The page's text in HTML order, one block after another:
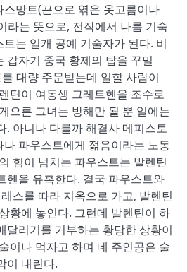
망트(끈으로 엮은 옷고름이나
라는 뜻으로, 전작에서 나름 기숙
는 일개 공예 기술자가 된다. 비
갑자기 중국 황제의 탑을 꾸밀
대량 주문받는데 일할 사람이
틴이 여동생 그레트헨을 조수로
으른 그녀는 방해만 될 뿐 일에는
. 아니나 다를까 해결사 메피스토
파우스트에게 젊음이라는 노동
힘이 넘치는 파우스트는 발렌틴
헨을 유혹한다. 결국 파우스트와
스를 따라 지옥으로 가고, 발렌틴
황에 놓인다. 그런데 발렌틴이 하
달리기를 거부하는 황당한 상황이
이나 먹자고 하며 네 주인공은 술
이 내린다.